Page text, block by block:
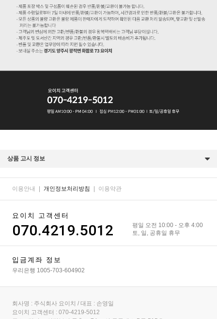
상품 고시 정보
이용안내 | 개인정보처리방침 | 이용약관
요이치 고객센터
070.4219.5012
평일 오전 10:00 - 오후 4:00
토, 일, 공휴일 휴무
입금계좌 정보
우리은행 1005-703-604902
회사명 : 주식회사 요이치 / 대표 : 손영일
요이치 고객센터 : 070-4219-5012